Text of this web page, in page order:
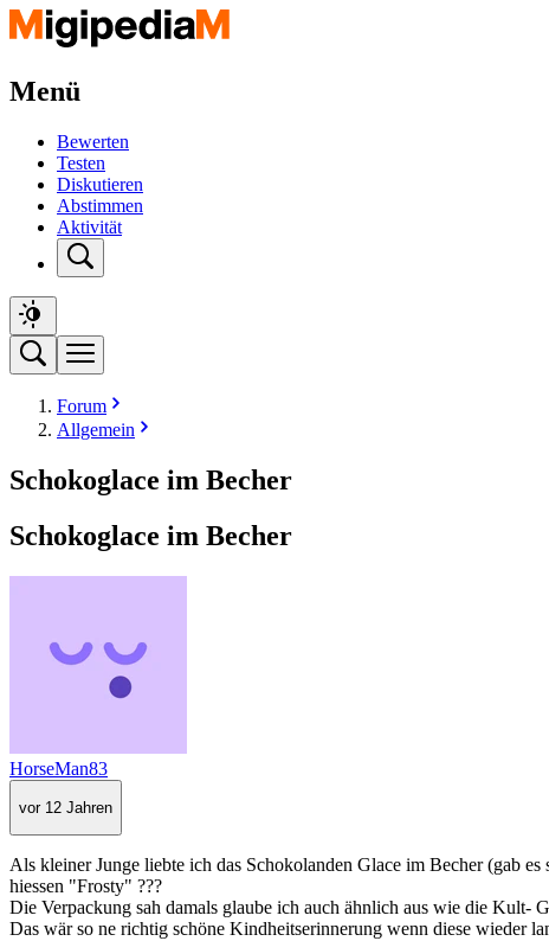
Menü
Bewerten
Testen
Diskutieren
Abstimmen
Aktivität
Forum
Allgemein
Schokoglace im Becher
Schokoglace im Becher
HorseMan83
vor 12 Jahren
Als kleiner Junge liebte ich das Schokolanden Glace im Becher (gab
hiessen "Frosty" ???
Die Verpackung sah damals glaube ich auch ähnlich aus wie die Kult-
Das wär so ne richtig schöne Kindheitserinnerung wenn diese wieder